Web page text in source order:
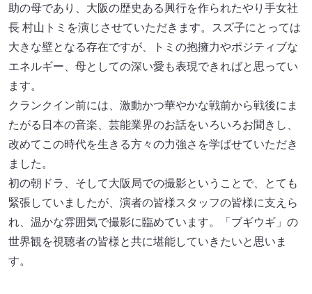
助の母であり、大阪の歴史ある興行を作られたやり手女社
長 村山トミを演じさせていただきます。スズ子にとっては
大きな壁となる存在ですが、トミの抱擁力やポジティブな
エネルギー、母としての深い愛も表現できればと思ってい
ます。
クランクイン前には、激動かつ華やかな戦前から戦後にま
たがる日本の音楽、芸能業界のお話をいろいろお聞きし、
改めてこの時代を生きる方々の力強さを学ばせていただき
ました。
初の朝ドラ、そして大阪局での撮影ということで、とても
緊張していましたが、演者の皆様スタッフの皆様に支えら
れ、温かな雰囲気で撮影に臨めています。「ブギウギ」の
世界観を視聴者の皆様と共に堪能していきたいと思いま
す。